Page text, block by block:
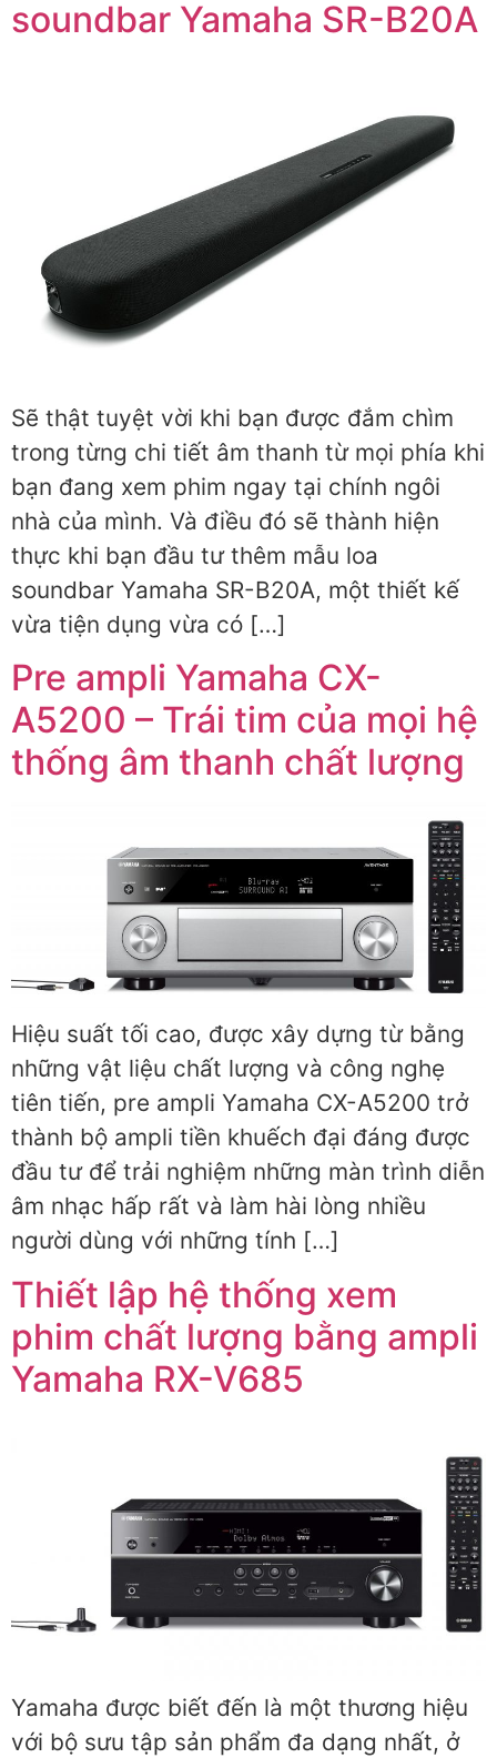
soundbar Yamaha SR-B20A
Sẽ thật tuyệt vời khi bạn được đắm chìm
trong từng chi tiết âm thanh từ mọi phía khi
bạn đang xem phim ngay tại chính ngôi
nhà của mình. Và điều đó sẽ thành hiện
thực khi bạn đầu tư thêm mẫu loa
soundbar Yamaha SR-B20A, một thiết kế
vừa tiện dụng vừa có […]
Pre ampli Yamaha CX-
A5200 – Trái tim của mọi hệ
thống âm thanh chất lượng
Hiệu suất tối cao, được xây dựng từ bằng
những vật liệu chất lượng và công nghẹ
tiên tiến, pre ampli Yamaha CX-A5200 trở
thành bộ ampli tiền khuếch đại đáng được
đầu tư để trải nghiệm những màn trình diễn
âm nhạc hấp rất và làm hài lòng nhiều
người dùng với những tính […]
Thiết lập hệ thống xem
phim chất lượng bằng ampli
Yamaha RX-V685
Yamaha được biết đến là một thương hiệu
với bộ sưu tập sản phẩm đa dạng nhất, ở